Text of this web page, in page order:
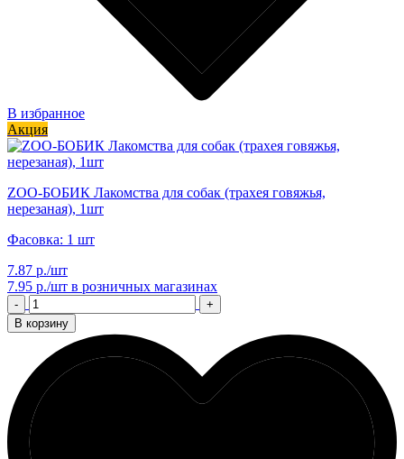
В избранное
Акция
ZОО-БОБИК Лакомства для собак (трахея говяжья,
нерезаная), 1шт
Фасовка: 1 шт
7.87 р./шт
7.95 р./шт в розничных магазинах
-
+
В корзину